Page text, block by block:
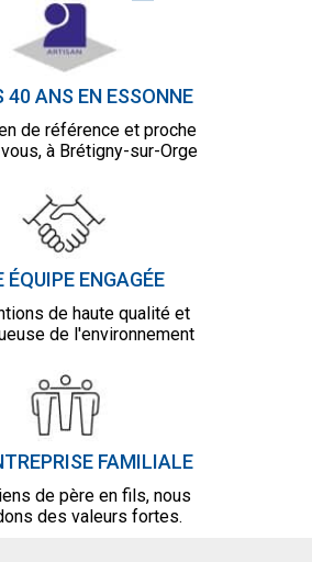
40 ANS EN ESSONNE
de référence et proche
à Brétigny-sur-Orge
ÉQUIPE ENGAGÉE
de haute qualité et
de l'environnement
FAMILIALE
de père en fils, nous
des valeurs fortes.